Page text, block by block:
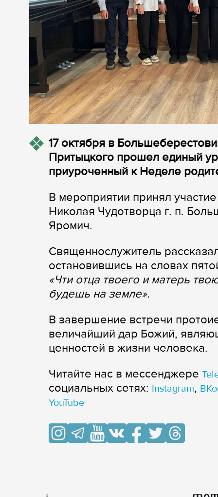
17 октября в
Притыцкого прошел единый
приуроченный к Неделе
В мероприятии принял
Николая Чудотворца г. п.
Яромич.
Священнослужитель
остановившись на словах
«Чти отца твоего и матерь
будешь на земле».
В завершение встречи
величайший дар Божий,
ценностей в жизни человека.
Читайте нас в мессенджере
cоциальных сетях: Instagram,
YouTube